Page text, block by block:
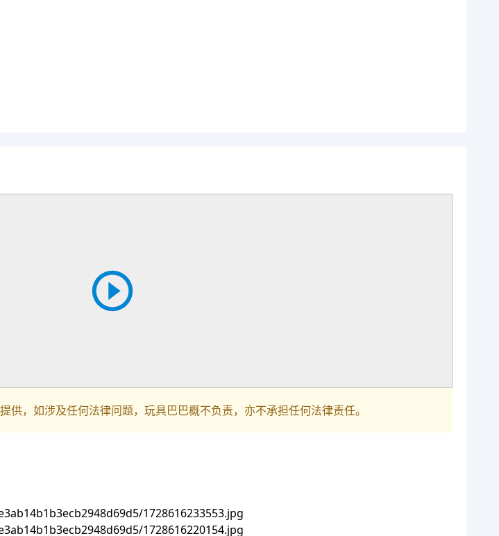
供，如涉及任何法律问题，玩具巴巴概不负责，亦不承担任何法律责任。